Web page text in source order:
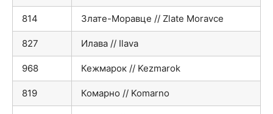
814 Злате-Моравце // Zlate Moravce
827 Илава // Ilava
968 Кежмарок // Kezmarok
819 Комарно // Komarno